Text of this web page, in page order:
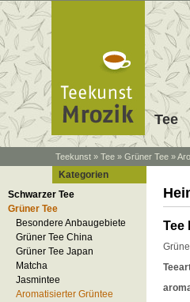
Tee
Teekunst » Tee » Grüner Tee »
Kategorien
Schwarzer Tee
Grüner Tee
Besondere Anbaugebiete
Grüner Tee China
Grüner Tee Japan
Matcha
Jasmintee
Aromatisierter Grüntee
Tee